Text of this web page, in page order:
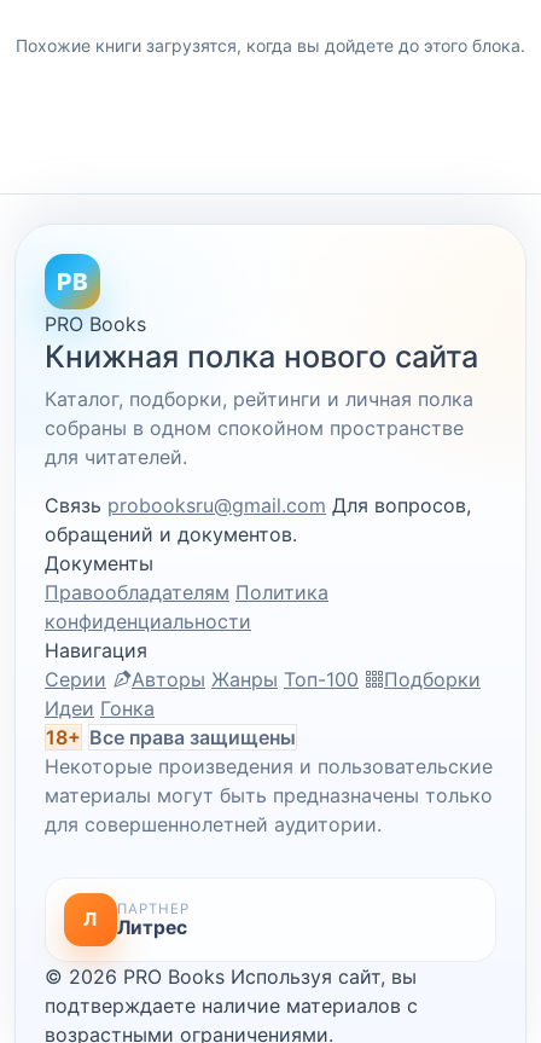
Похожие книги загрузятся, когда вы дойдете до этого блока.
PB
PRO Books
Книжная полка нового сайта
Каталог, подборки, рейтинги и личная полка
собраны в одном спокойном пространстве
для читателей.
Связь probooksru@gmail.com Для вопросов,
обращений и документов.
Документы
Правообладателям Политика
конфиденциальности
Навигация
Серии
Авторы Жанры Топ-100
Подборки
Идеи Гонка
18+ Все права защищены
Некоторые произведения и пользовательские
материалы могут быть предназначены только
для совершеннолетней аудитории.
Л ПАРТНЕР
Литрес
© 2026 PRO Books Используя сайт, вы
подтверждаете наличие материалов с
возрастными ограничениями.